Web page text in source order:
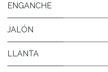
ENGANCHE
JALÓN
LLANTA